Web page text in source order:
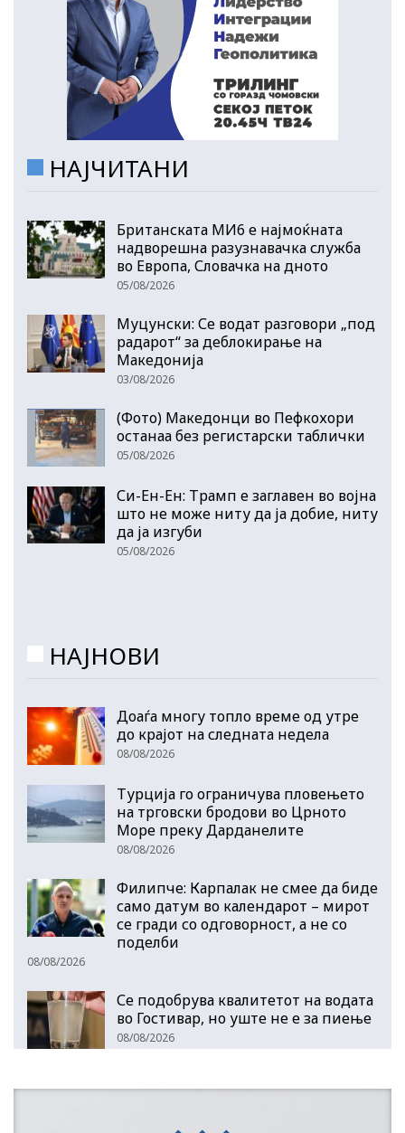
НАЈЧИТАНИ
Британската МИ6 е најмоќната
надворешна разузнавачка служба
во Европа, Словачка на дното
05/08/2026
Муцунски: Се водат разговори „под
радарот“ за деблокирање на
Македонија
03/08/2026
(Фото) Македонци во Пефкохори
останаа без регистарски таблички
05/08/2026
Си-Ен-Ен: Трамп е заглавен во војна
што не може ниту да ја добие, ниту
да ја изгуби
05/08/2026
НАЈНОВИ
Доаѓа многу топло време од утре
до крајот на следната недела
08/08/2026
Турција го ограничува пловењето
на трговски бродови во Црното
Море преку Дарданелите
08/08/2026
Филипче: Карпалак не смее да биде
само датум во календарот – мирот
се гради со одговорност, а не со
поделби
08/08/2026
Се подобрува квалитетот на водата
во Гостивар, но уште не е за пиење
08/08/2026